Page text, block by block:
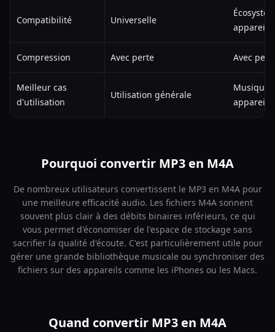
Compatibilité Universelle
appareils
Compression Avec perte Avec
Meilleur cas
d'utilisation
Utilisation générale
appareils
Pourquoi convertir MP3 en M4A
De nombreux utilisateurs convertissent le MP3 en M4A pour
une meilleure efficacité audio. Les fichiers M4A sonnent
souvent plus clair à des débits binaires inférieurs, ce qui
vous permet d'économiser de l'espace de stockage sans
sacrifier la qualité d'écoute. C'est particulièrement utile pour
gérer une grande bibliothèque musicale ou synchroniser des
fichiers sur des appareils comme les iPhones ou les Macs.
Quand convertir MP3 en M4A